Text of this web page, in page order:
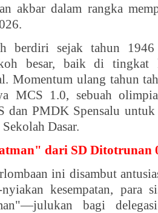
akbar dalam rangka
berdiri sejak tahun
besar, baik di tingkat
Momentum ulang tahun
MCS 1.0, sebuah
dan PMDK Spensalu
Dasar.
dari SD Ditotrunan
ini disambut
kesempatan, para
bagi